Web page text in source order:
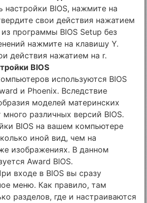
настройки BIOS, нажмите на
свои действия нажатием
программы BIOS Setup без
нажмите на клавишу Y.
действия нажатием на r.
BIOS
используются BIOS
и Phoenix. Вследствие
моделей материнских
много различных версий BIOS.
BIOS на вашем компьютере
иной вид, чем на
изображениях. В данном
Award BIOS.
входе в BIOS вы сразу
меню. Как правило, там
разделов, где и настраиваются